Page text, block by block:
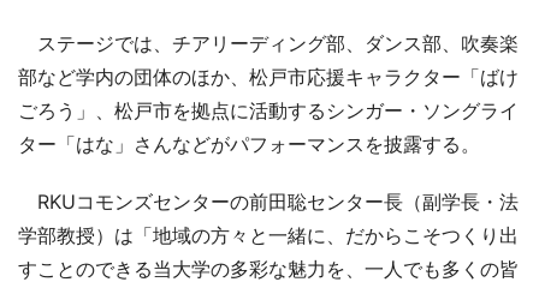
ステージでは、チアリーディング部、ダンス部、吹奏楽
部など学内の団体のほか、松戸市応援キャラクター「ばけ
ごろう」、松戸市を拠点に活動するシンガー・ソングライ
ター「はな」さんなどがパフォーマンスを披露する。
RKUコモンズセンターの前田聡センター長（副学長・法
学部教授）は「地域の方々と一緒に、だからこそつくり出
すことのできる当大学の多彩な魅力を、一人でも多くの皆